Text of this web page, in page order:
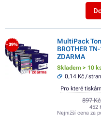
- 39%
MultiPack
BROTHER
ZDARMA
Skladem > 10
0,14 Kč /
897 Kč
452
Nejnižší cena za
Pro které